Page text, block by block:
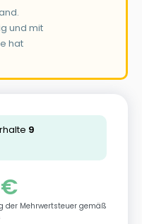
und mit
hat
9
€
der Mehrwertsteuer gemäß